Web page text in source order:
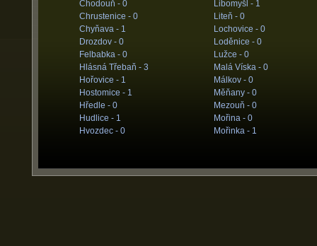
Chodouň - 0
Chrustenice - 0
Chyňava - 1
Drozdov - 0
Felbabka - 0
Hlásná Třebaň - 3
Hořovice - 1
Hostomice - 1
Hředle - 0
Hudlice - 1
Hvozdec - 0
Libomyšl - 1
Liteň - 0
Lochovice - 0
Loděnice - 0
Lužce - 0
Malá Víska - 0
Málkov - 0
Měňany - 0
Mezouň - 0
Mořina - 0
Mořinka - 1